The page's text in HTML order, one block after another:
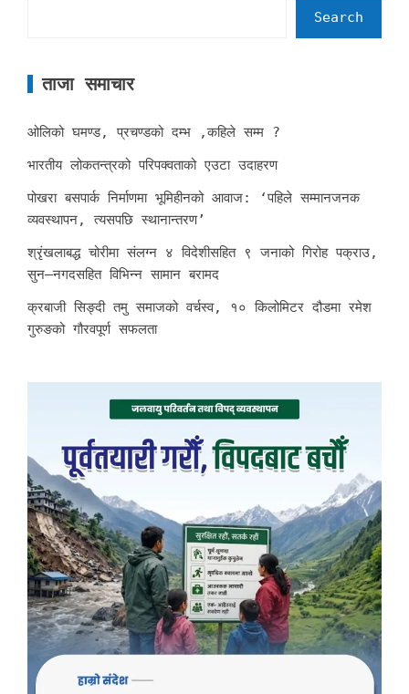
Search
ताजा समाचार
ओलिको घमण्ड, प्रचण्डको दम्भ ,कहिले सम्म ?
भारतीय लोकतन्त्रको परिपक्वताको एउटा उदाहरण
पोखरा बसपार्क निर्माणमा भूमिहीनको आवाज: ‘पहिले सम्मानजनक
व्यवस्थापन, त्यसपछि स्थानान्तरण’
श्रृंखलाबद्ध चोरीमा संलग्न ४ विदेशीसहित ९ जनाको गिरोह पक्राउ,
सुन–नगदसहित विभिन्न सामान बरामद
क्रबाजी सिङ्दी तमु समाजको वर्चस्व, १० किलोमिटर दौडमा रमेश
गुरुङको गौरवपूर्ण सफलता